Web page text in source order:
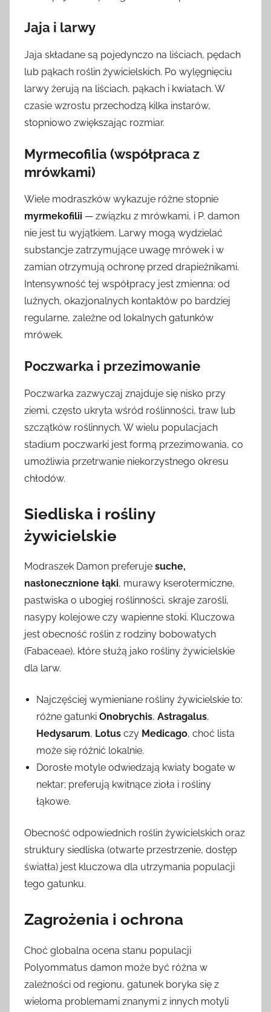
Jaja i larwy
Jaja składane są pojedynczo na liściach, pędach
lub pąkach roślin żywicielskich. Po wylęgnięciu
larwy żerują na liściach, pąkach i kwiatach. W
czasie wzrostu przechodzą kilka instarów,
stopniowo zwiększając rozmiar.
Myrmecofilia (współpraca z
mrówkami)
Wiele modraszków wykazuje różne stopnie
myrmekofilii — związku z mrówkami, i P. damon
nie jest tu wyjątkiem. Larwy mogą wydzielać
substancje zatrzymujące uwagę mrówek i w
zamian otrzymują ochronę przed drapieżnikami.
Intensywność tej współpracy jest zmienna: od
luźnych, okazjonalnych kontaktów po bardziej
regularne, zależne od lokalnych gatunków
mrówek.
Poczwarka i przezimowanie
Poczwarka zazwyczaj znajduje się nisko przy
ziemi, często ukryta wśród roślinności, traw lub
szczątków roślinnych. W wielu populacjach
stadium poczwarki jest formą przezimowania, co
umożliwia przetrwanie niekorzystnego okresu
chłodów.
Siedliska i rośliny
żywicielskie
Modraszek Damon preferuje suche,
nasłonecznione łąki, murawy kserotermiczne,
pastwiska o ubogiej roślinności, skraje zarośli,
nasypy kolejowe czy wapienne stoki. Kluczowa
jest obecność roślin z rodziny bobowatych
(Fabaceae), które służą jako rośliny żywicielskie
dla larw.
Najczęściej wymieniane rośliny żywicielskie to:
różne gatunki Onobrychis, Astragalus,
Hedysarum, Lotus czy Medicago, choć lista
może się różnić lokalnie.
Dorosłe motyle odwiedzają kwiaty bogate w
nektar; preferują kwitnące zioła i rośliny
łąkowe.
Obecność odpowiednich roślin żywicielskich oraz
struktury siedliska (otwarte przestrzenie, dostęp
światła) jest kluczowa dla utrzymania populacji
tego gatunku.
Zagrożenia i ochrona
Choć globalna ocena stanu populacji
Polyommatus damon może być różna w
zależności od regionu, gatunek boryka się z
wieloma problemami znanymi z innych motyli